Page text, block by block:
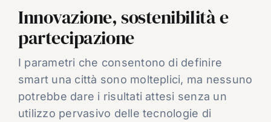
CARRIERE
VIDEO
EVENTI
CHI SIAMO
Innovazione, sostenibilità e
partecipazione
I parametri che consentono di definire
smart una città sono molteplici, ma nessuno
potrebbe dare i risultati attesi senza un
utilizzo pervasivo delle tecnologie di